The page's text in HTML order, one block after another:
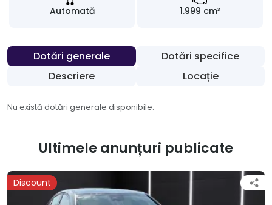
Automată 1.999 cm³
Dotări generale
Dotări specifice
Descriere
Locație
Nu există dotări generale disponibile.
Ultimele anunțuri publicate
Discount